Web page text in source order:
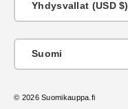
Yhdysvallat (USD $)
Suomi
© 2026Suomikauppa.fi